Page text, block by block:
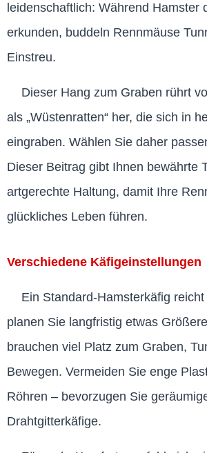
leidenschaftlich: Während Hamster
erkunden, buddeln Rennmäuse
Einstreu.
Dieser Hang zum Graben rührt
als „Wüstenratten“ her, die sich in
eingraben. Wählen Sie daher
Dieser Beitrag gibt Ihnen bewährte
artgerechte Haltung, damit Ihre
glückliches Leben führen.
Verschiedene Käfigeinstellungen
Ein Standard-Hamsterkäfig
planen Sie langfristig etwas
brauchen viel Platz zum Graben,
Bewegen. Vermeiden Sie enge
Röhren – bevorzugen Sie
Drahtgitterkäfige.